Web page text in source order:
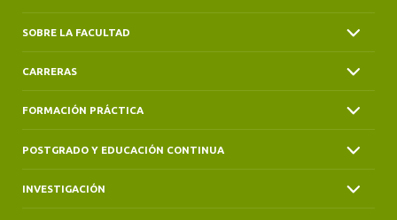
SOBRE LA FACULTAD
CARRERAS
FORMACIÓN PRÁCTICA
POSTGRADO Y EDUCACIÓN CONTINUA
INVESTIGACIÓN